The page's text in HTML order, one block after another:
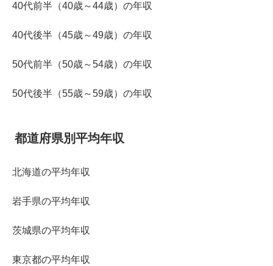
40代前半（40歳～44歳）の年収
40代後半（45歳～49歳）の年収
50代前半（50歳～54歳）の年収
50代後半（55歳～59歳）の年収
都道府県別平均年収
北海道の平均年収
岩手県の平均年収
茨城県の平均年収
東京都の平均年収